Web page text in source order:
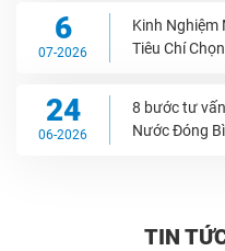
6
07-2026
Kinh Nghiệm
Tiêu Chí
24
06-2026
8 bước tư
Nước Đóng
TIN